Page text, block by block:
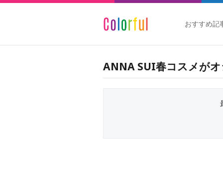
おすすめ記
ANNA SUI春コスメが